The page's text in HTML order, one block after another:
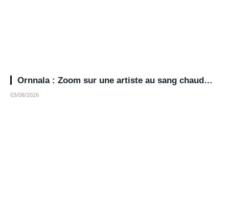
Ornnala : Zoom sur une artiste au sang chaud…
03/08/2026